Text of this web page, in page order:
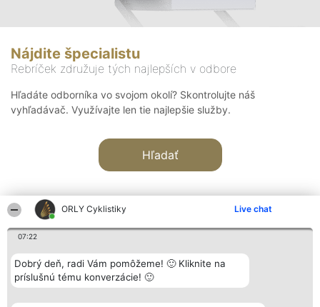
ORLY Cyklistiky Live chat
07:22
Dobrý deň, radi Vám pomôžeme! 🙂 Kliknite na
príslušnú tému konverzácie! 🙂
Nájdite špecialistu
Rebríček združuje tých najlepších v odbore
Hľadáte odborníka vo svojom okolí? Skontrolujte náš
vyhľadávač. Využívajte len tie najlepšie služby.
Hľadať
Organizátor hodnotenia
Bright Side Solutions sp. z o.
o. sp. k.
Wrocław 50-079
Hodnotenie
Laureáti
Lista
Laureatów
Kontakt
Kontakt